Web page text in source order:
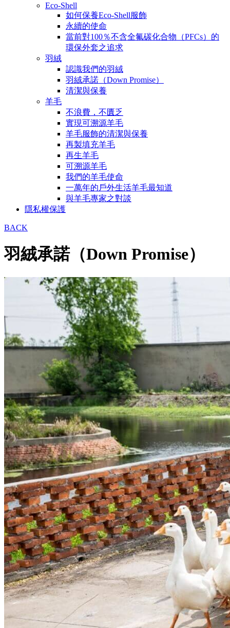
Eco-Shell
如何保養Eco-Shell服飾
永續的使命
當前對100％不含全氟碳化合物（PFCs）的
環保外套之追求
羽絨
認識我們的羽絨
羽絨承諾（Down Promise）
清潔與保養
羊毛
不浪費，不匱乏
實現可溯源羊毛
羊毛服飾的清潔與保養
再製填充羊毛
再生羊毛
可溯源羊毛
我們的羊毛使命
一萬年的戶外生活羊毛最知道
與羊毛專家之對談
隱私權保護
BACK
羽絨承諾（Down Promise）